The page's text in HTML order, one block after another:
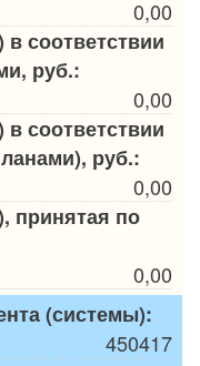
0,00
соответствии
руб.:
0,00
соответствии
руб.:
0,00
принятая по
0,00
(системы):
450417